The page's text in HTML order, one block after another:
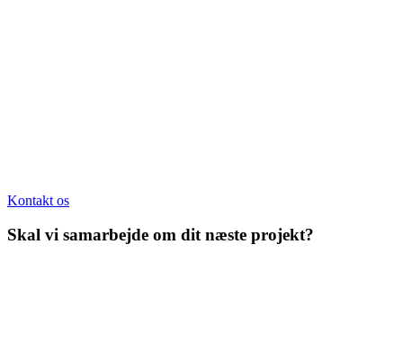
Kontakt os
Skal vi samarbejde om dit næste projekt?